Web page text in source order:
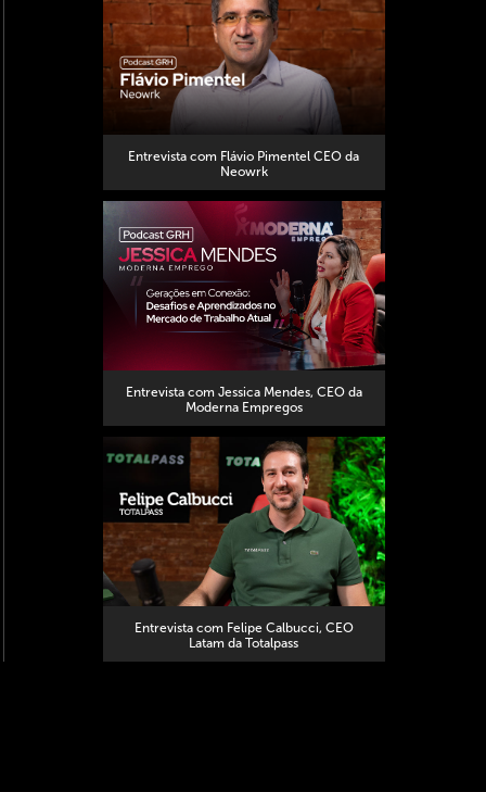
Entrevista com Flávio Pimentel CEO da
Neowrk
Entrevista com Jessica Mendes, CEO da
Moderna Empregos
Entrevista com Felipe Calbucci, CEO
Latam da Totalpass